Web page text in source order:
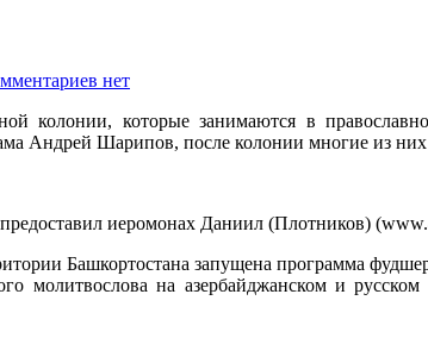
нет
колонии, которые занимаются в
Андрей Шарипов, после колонии многие из
иеромонах Даниил (Плотников)
Башкортостана запущена программа
молитвослова на азербайджанском и